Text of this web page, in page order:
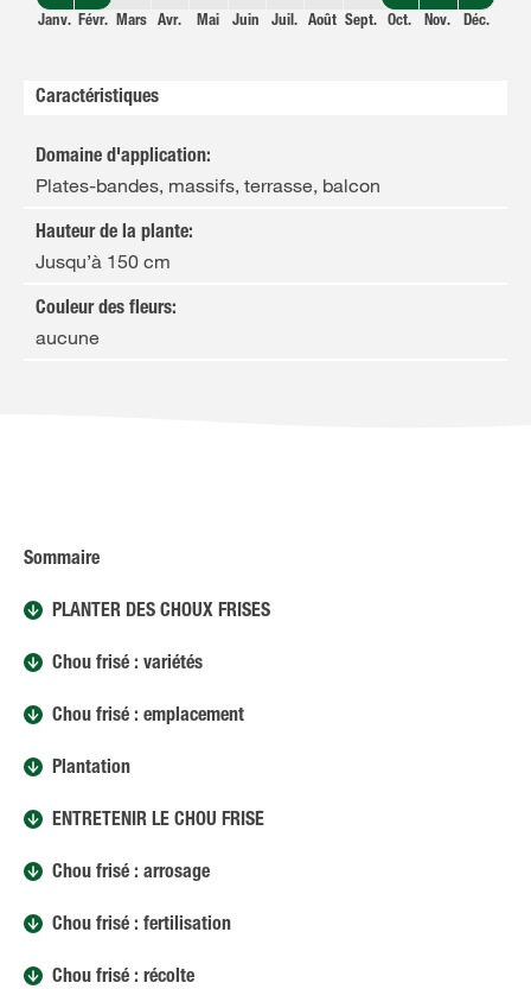
Janv. Févr. Mars Avr. Mai Juin Juil. Août Sept. Oct. Nov. Déc.
Caractéristiques
Domaine d'application:
Plates-bandes, massifs, terrasse, balcon
Hauteur de la plante:
Jusqu’à 150 cm
Couleur des fleurs:
aucune
Sommaire
PLANTER DES CHOUX FRISÉS
Chou frisé : variétés
Chou frisé : emplacement
Plantation
ENTRETENIR LE CHOU FRISÉ
Chou frisé : arrosage
Chou frisé : fertilisation
Chou frisé : récolte